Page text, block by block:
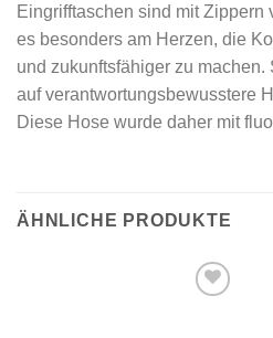
Eingrifftaschen sind mit
es besonders am Herzen, die
und zukunftsfähiger zu machen.
auf verantwortungsbewusstere
Diese Hose wurde daher mit
ÄHNLICHE PRODUKTE